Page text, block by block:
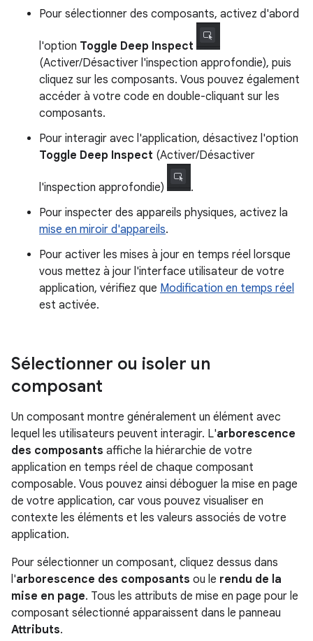
Pour sélectionner des composants, activez d'abord
l'option Toggle Deep Inspect
(Activer/Désactiver l'inspection approfondie), puis
cliquez sur les composants. Vous pouvez également
accéder à votre code en double-cliquant sur les
composants.
Pour interagir avec l'application, désactivez l'option
Toggle Deep Inspect (Activer/Désactiver
l'inspection approfondie)
.
Pour inspecter des appareils physiques, activez la
mise en miroir d'appareils.
Pour activer les mises à jour en temps réel lorsque
vous mettez à jour l'interface utilisateur de votre
application, vérifiez que Modification en temps réel
est activée.
Sélectionner ou isoler un
composant
Un composant montre généralement un élément avec
lequel les utilisateurs peuvent interagir. L'arborescence
des composants affiche la hiérarchie de votre
application en temps réel de chaque composant
composable. Vous pouvez ainsi déboguer la mise en page
de votre application, car vous pouvez visualiser en
contexte les éléments et les valeurs associés de votre
application.
Pour sélectionner un composant, cliquez dessus dans
l'arborescence des composants ou le rendu de la
mise en page. Tous les attributs de mise en page pour le
composant sélectionné apparaissent dans le panneau
Attributs.